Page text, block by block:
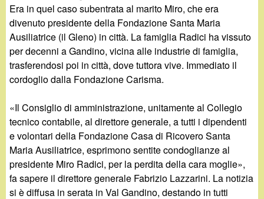
Era in quel caso subentrata al marito Miro, che era
divenuto presidente della Fondazione Santa Maria
Ausiliatrice (il Gleno) in città. La famiglia Radici ha vissuto
per decenni a Gandino, vicina alle industrie di famiglia,
trasferendosi poi in città, dove tuttora vive. Immediato il
cordoglio dalla Fondazione Carisma.
«Il Consiglio di amministrazione, unitamente al Collegio
tecnico contabile, al direttore generale, a tutti i dipendenti
e volontari della Fondazione Casa di Ricovero Santa
Maria Ausiliatrice, esprimono sentite condoglianze al
presidente Miro Radici, per la perdita della cara moglie»,
fa sapere il direttore generale Fabrizio Lazzarini. La notizia
si è diffusa in serata in Val Gandino, destando in tutti